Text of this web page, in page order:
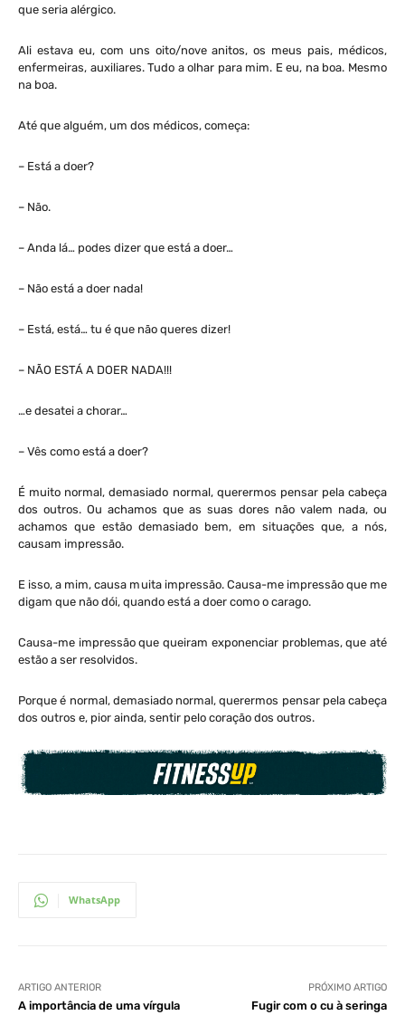
que seria alérgico.
Ali estava eu, com uns oito/nove anitos, os meus pais, médicos,
enfermeiras, auxiliares. Tudo a olhar para mim. E eu, na boa. Mesmo
na boa.
Até que alguém, um dos médicos, começa:
– Está a doer?
– Não.
– Anda lá… podes dizer que está a doer…
– Não está a doer nada!
– Está, está… tu é que não queres dizer!
– NÃO ESTÁ A DOER NADA!!!
…e desatei a chorar…
– Vês como está a doer?
É muito normal, demasiado normal, querermos pensar pela cabeça
dos outros. Ou achamos que as suas dores não valem nada, ou
achamos que estão demasiado bem, em situações que, a nós,
causam impressão.
E isso, a mim, causa muita impressão. Causa-me impressão que me
digam que não dói, quando está a doer como o carago.
Causa-me impressão que queiram exponenciar problemas, que até
estão a ser resolvidos.
Porque é normal, demasiado normal, querermos pensar pela cabeça
dos outros e, pior ainda, sentir pelo coração dos outros.
WhatsApp
ARTIGO ANTERIOR
A importância de uma vírgula
PRÓXIMO ARTIGO
Fugir com o cu à seringa